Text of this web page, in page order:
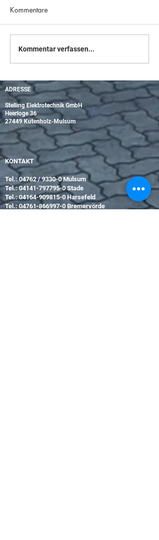
Richtung Zukunft
Kommentare
Kommentar verfassen...
ADRESSE
Stelling Elektrotechnik GmbH
Heerloge 36
27449 Kutenholz-Mulsum
KONTAKT
Tel.: 04762 / 9330-0 Mulsum
Tel.:04141-797795-0Stade
Tel.:04164-909815-0 Harsefeld
Tel.: 04761-866997-0 Bremervörde